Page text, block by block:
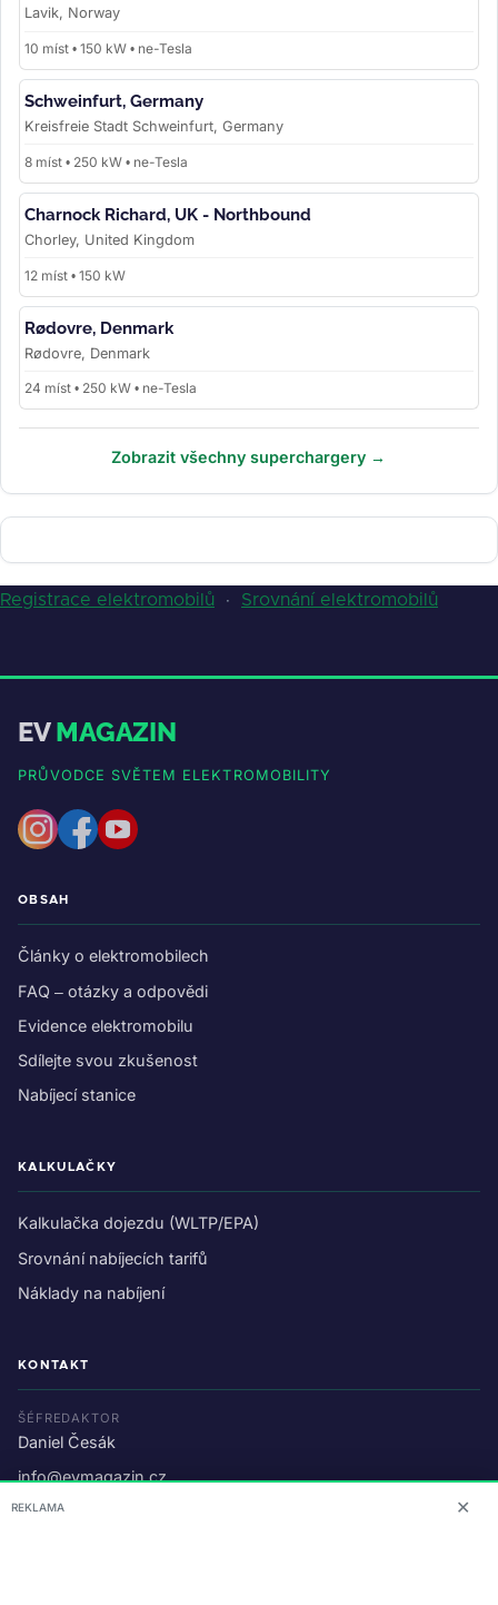
Lavik, Norway
10 míst • 150 kW • ne-Tesla
Schweinfurt, Germany
Kreisfreie Stadt Schweinfurt, Germany
8 míst • 250 kW • ne-Tesla
Charnock Richard, UK - Northbound
Chorley, United Kingdom
12 míst • 150 kW
Rødovre, Denmark
Rødovre, Denmark
24 míst • 250 kW • ne-Tesla
Zobrazit všechny superchargery →
Registrace elektromobilů · Srovnání elektromobilů
EVMAGAZIN
PRŮVODCE SVĚTEM ELEKTROMOBILITY
OBSAH
Články o elektromobilech
FAQ – otázky a odpovědi
Evidence elektromobilu
Sdílejte svou zkušenost
Nabíjecí stanice
KALKULAČKY
Kalkulačka dojezdu (WLTP/EPA)
Srovnání nabíjecích tarifů
Náklady na nabíjení
KONTAKT
ŠÉFREDAKTOR
Daniel Česák
info@evmagazin.cz
O nás
REKLAMA ✕